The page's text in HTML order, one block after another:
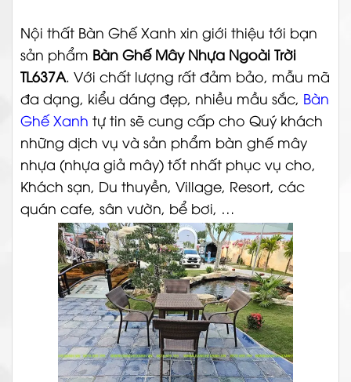
Nội thất Bàn Ghế Xanh xin giới thiệu tới bạn
sản phẩm Bàn Ghế Mây Nhựa Ngoài Trời
TL637A. Với chất lượng rất đảm bảo, mẫu mã
đa dạng, kiểu dáng đẹp, nhiều mầu sắc, Bàn
Ghế Xanh tự tin sẽ cung cấp cho Quý khách
những dịch vụ và sản phẩm bàn ghế mây
nhựa (nhựa giả mây) tốt nhất phục vụ cho,
Khách sạn, Du thuyền, Village, Resort, các
quán cafe, sân vườn, bể bơi, …